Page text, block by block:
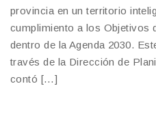
provincia en un territorio
cumplimiento a los Objetivos
dentro de la Agenda 2030.
través de la Dirección de
contó […]